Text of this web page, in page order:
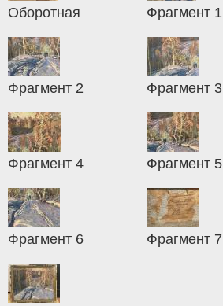
Оборотная Фрагмент 1
Фрагмент 2 Фрагмент 3
Фрагмент 4 Фрагмент 5
Фрагмент 6 Фрагмент 7